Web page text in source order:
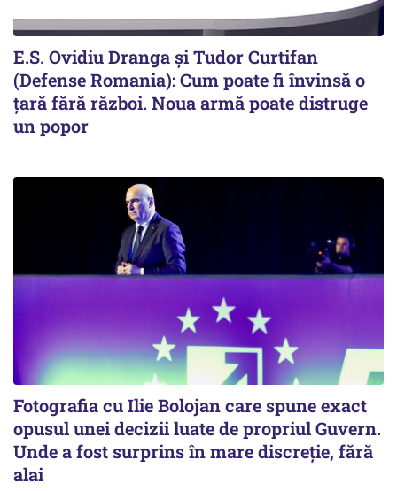
E.S. Ovidiu Dranga și Tudor Curtifan
(Defense Romania): Cum poate fi învinsă o
țară fără război. Noua armă poate distruge
un popor
Fotografia cu Ilie Bolojan care spune exact
opusul unei decizii luate de propriul Guvern.
Unde a fost surprins în mare discreție, fără
alai